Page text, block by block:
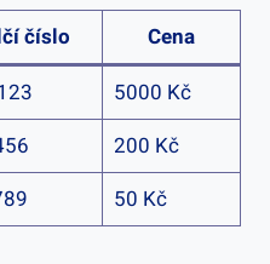
číslo
Cena
5000 Kč
200 Kč
50 Kč